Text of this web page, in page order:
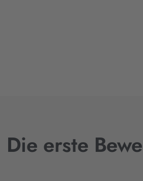
Die erste